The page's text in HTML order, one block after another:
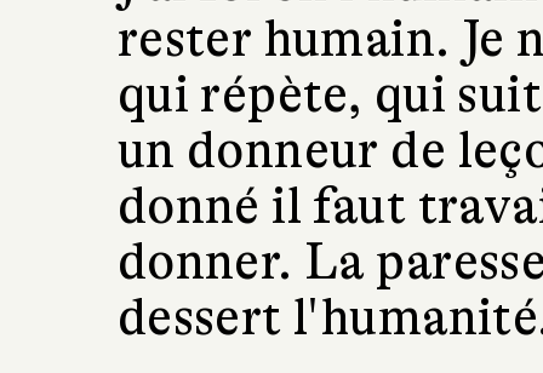
rester humain. Je
qui répète, qui
un donneur de
donné il faut
donner. La
dessert